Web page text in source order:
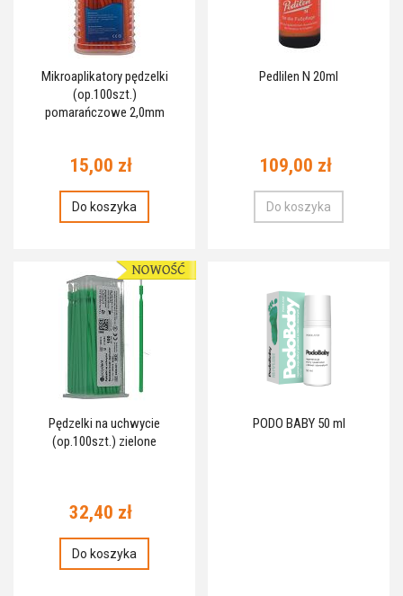
Mikroaplikatory pędzelki
(op.100szt.)
pomarańczowe 2,0mm
15,00 zł
Do koszyka
Pedlilen N 20ml
109,00 zł
Do koszyka
Pędzelki na uchwycie
(op.100szt.) zielone
32,40 zł
Do koszyka
PODO BABY 50 ml